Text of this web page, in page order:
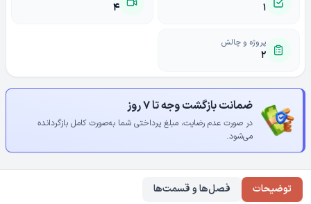
۱ ۴
پروژه و چالش
۲
ضمانت بازگشت وجه تا ۷ روز
در صورت عدم رضایت، مبلغ پرداختی شما به‌صورت کامل بازگردانده
می‌شود.
توضیحات فصل‌ها و قسمت‌ها